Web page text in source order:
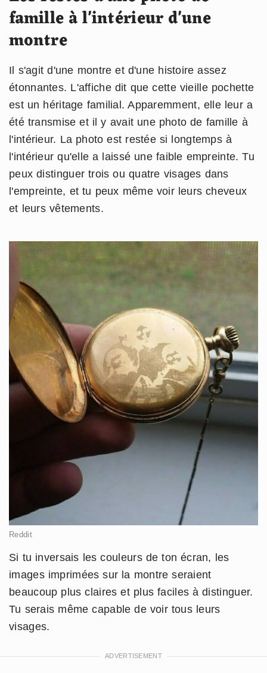
famille à l'intérieur d'une
montre
Il s'agit d'une montre et d'une histoire assez
étonnantes. L'affiche dit que cette vieille pochette
est un héritage familial. Apparemment, elle leur a
été transmise et il y avait une photo de famille à
l'intérieur. La photo est restée si longtemps à
l'intérieur qu'elle a laissé une faible empreinte. Tu
peux distinguer trois ou quatre visages dans
l'empreinte, et tu peux même voir leurs cheveux
et leurs vêtements.
Reddit
Si tu inversais les couleurs de ton écran, les
images imprimées sur la montre seraient
beaucoup plus claires et plus faciles à distinguer.
Tu serais même capable de voir tous leurs
visages.